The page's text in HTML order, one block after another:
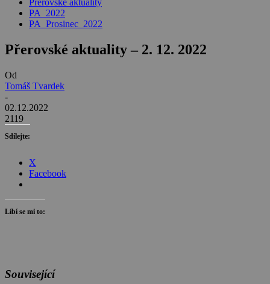
Přerovské aktuality
PA_2022
PA_Prosinec_2022
Přerovské aktuality – 2. 12. 2022
Od
Tomáš Tvardek
-
02.12.2022
2119
Sdílejte:
X
Facebook
Líbí se mi to:
Související